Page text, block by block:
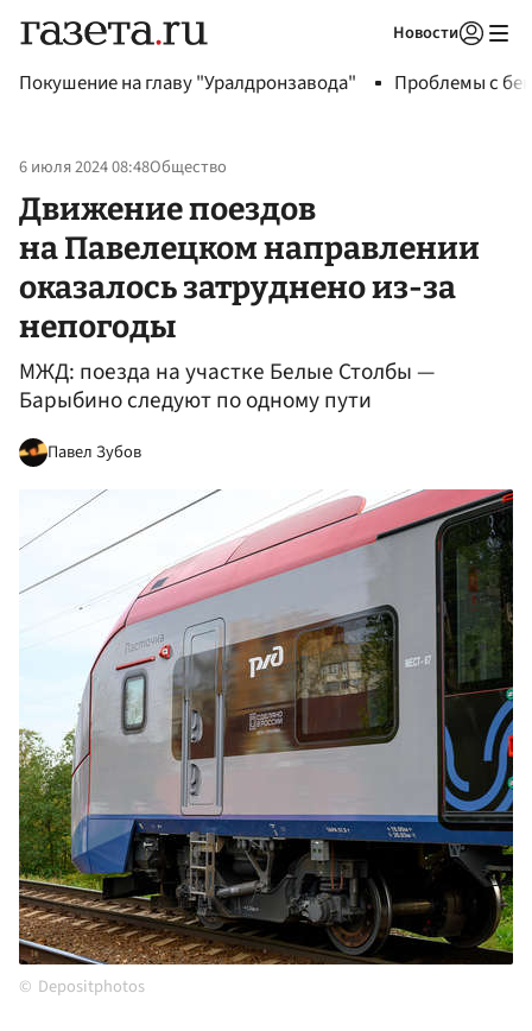
Новости
Покушение на главу "Уралдронзавода" Проблемы с
6 июля 2024 08:48Общество
Движение поездов
на Павелецком направлении
оказалось затруднено из-за
непогоды
МЖД: поезда на участке Белые Столбы —
Барыбино следуют по одному пути
Павел Зубов
Depositphotos